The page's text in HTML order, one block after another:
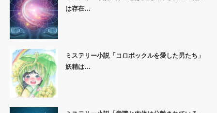
は存在…
ミステリー小説「コロポックルを愛した男たち」
妖精は…